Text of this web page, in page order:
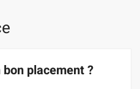
bon placement ?